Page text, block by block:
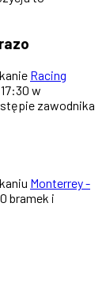
Racing
w
zawodnika
Monterrey -
bramek i